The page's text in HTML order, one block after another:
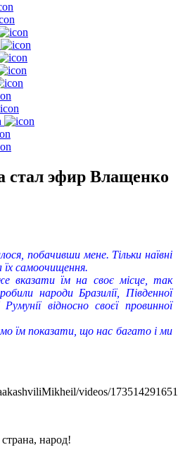
стал эфир Влащенко
побачивши мене. Тільки наївні
самоочищення.
вказати їм на своє місце, так
народи Бразилії, Південної
відносно своєї провинної
їм показати, що нас багато і ми
videos/
народ!